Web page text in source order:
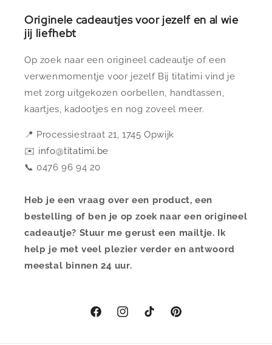
Originele cadeautjes voor jezelf en al wie
jij liefhebt
Op zoek naar een origineel cadeautje of een
verwenmomentje voor jezelf Bij titatimi vind je
met zorg uitgekozen oorbellen, handtassen,
kaartjes, kadootjes en nog zoveel meer.
📍 Processiestraat 21, 1745 Opwijk
✉️ info@titatimi.be
📞 0476 96 94 20
Heb je een vraag over een product, een
bestelling of ben je op zoek naar een origineel
cadeautje? Stuur me gerust een mailtje. Ik
help je met veel plezier verder en antwoord
meestal binnen 24 uur.
FacebookInstagramTikTok Pinterest